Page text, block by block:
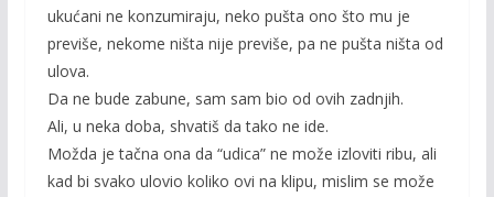
ukućani ne konzumiraju, neko pušta ono što mu je
previše, nekome ništa nije previše, pa ne pušta ništa od
ulova.
Da ne bude zabune, sam sam bio od ovih zadnjih.
Ali, u neka doba, shvatiš da tako ne ide.
Možda je tačna ona da “udica” ne može izloviti ribu, ali
kad bi svako ulovio koliko ovi na klipu, mislim se može